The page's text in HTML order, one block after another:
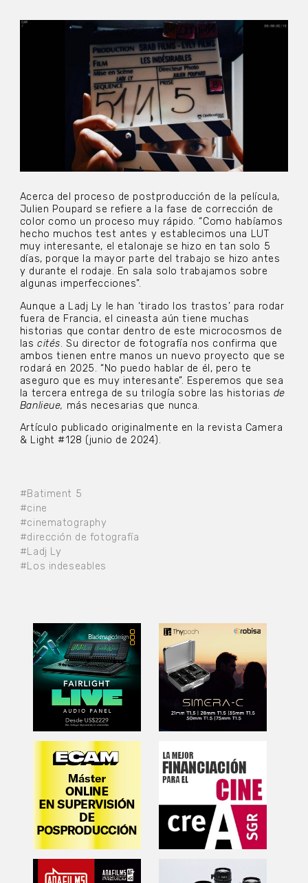
#Batiment 5
#cine
#cinematography
#dirección de fotografía
#Ladj Ly
#Los indeseables
Acerca del proceso de postproducción de la película,
Julien Poupard se refiere a la fase de corrección de
color como un proceso muy rápido. “Como habíamos
hecho muchos test antes y establecimos una LUT
muy interesante, el etalonaje se hizo en tan solo 5
días, porque la mayor parte del trabajo se hizo antes
y durante el rodaje. En sala solo trabajamos sobre
algunas imperfecciones”.
Aunque a Ladj Ly le han ‘tirado los trastos’ para rodar
fuera de Francia, el cineasta aún tiene muchas
historias que contar dentro de este microcosmos de
lascités. Su director de fotografía nos confirma que
ambos tienen entre manos un nuevo proyecto que se
rodará en 2025. “No puedo hablar de él, pero te
aseguro que es muy interesante”. Esperemos que sea
la tercera entrega de su trilogía sobre las historias de
Banlieue, más necesarias que nunca.
Artículo publicado originalmente en la revista Camera
& Light #128 (junio de 2024).